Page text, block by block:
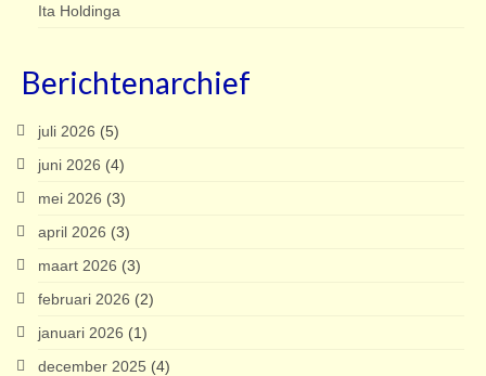
Ita Holdinga
Berichtenarchief
juli 2026 (5)
juni 2026 (4)
mei 2026 (3)
april 2026 (3)
maart 2026 (3)
februari 2026 (2)
januari 2026 (1)
december 2025 (4)